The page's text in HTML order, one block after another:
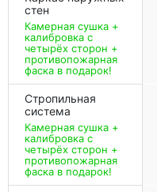
стен
Камерная сушка +
калибровка с
четырёх сторон +
противопожарная
фаска в подарок!
Стропильная
система
Камерная сушка +
калибровка с
четырёх сторон +
противопожарная
фаска в подарок!